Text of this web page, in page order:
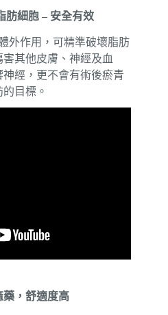
肪細胞 – 安全有效
外作用，可精準破壞脂肪
其他皮膚、神經及血
經，更不會有術後瘀青
目標。
藥，舒適度高